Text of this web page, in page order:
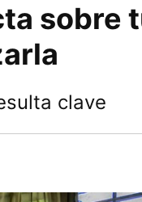
sobre
clave